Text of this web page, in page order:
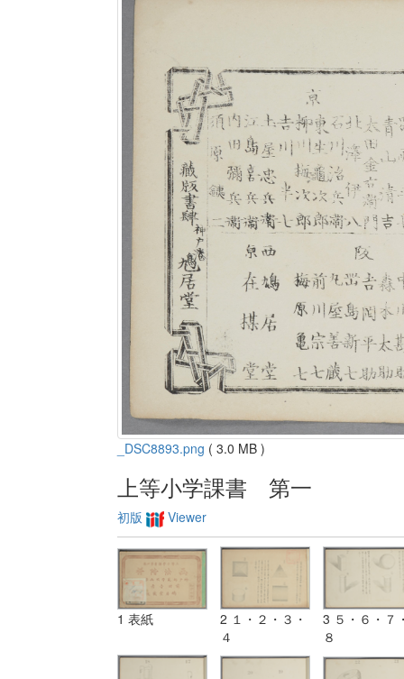
_DSC8893.png ( 3.0 MB )
上等小学課書 第一
初版 Viewer
1 表紙
2 １・２・３・
４
3 ５・６・７
８